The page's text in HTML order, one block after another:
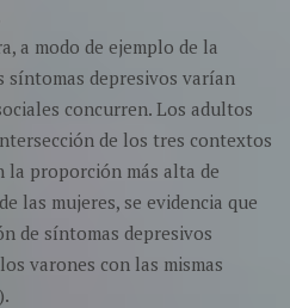
a modo de ejemplo de la
síntomas depresivos varían
concurren. Los adultos
de los tres contextos
la proporción más alta de
las mujeres, se evidencia que
de síntomas depresivos
varones con las mismas